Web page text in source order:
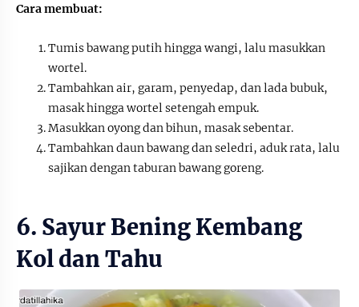
Cara membuat:
Tumis bawang putih hingga wangi, lalu masukkan
wortel.
Tambahkan air, garam, penyedap, dan lada bubuk,
masak hingga wortel setengah empuk.
Masukkan oyong dan bihun, masak sebentar.
Tambahkan daun bawang dan seledri, aduk rata, lalu
sajikan dengan taburan bawang goreng.
6. Sayur Bening Kembang
Kol dan Tahu